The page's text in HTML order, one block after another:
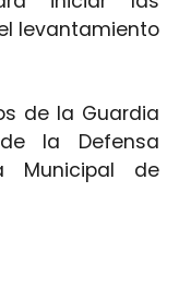
levantamiento
de la Guardia
la Defensa
Municipal de